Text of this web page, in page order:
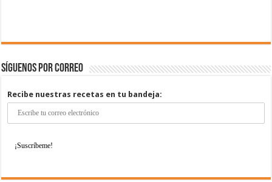
Síguenos por correo
Recibe nuestras recetas en tu bandeja: